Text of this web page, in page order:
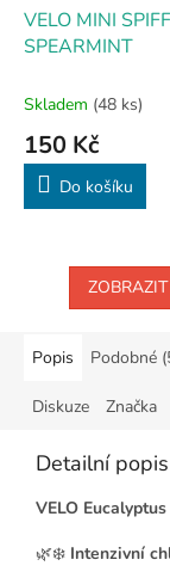
VELO MINI
SPEARMINT
Skladem (48 ks)
150 Kč
Do košíku
Popis Podobné
Diskuze Značka
Detailní
VELO
🌿❄️ Intenzivní